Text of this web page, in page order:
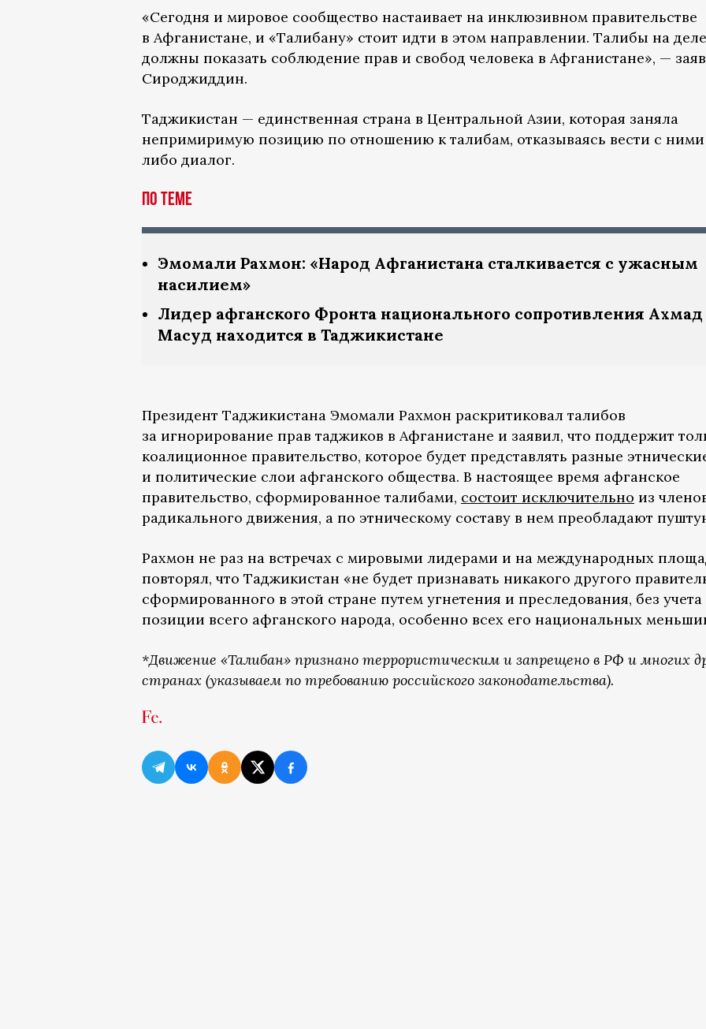
«Сегодня и мировое сообщество настаивает на инклюзивном правительстве
в Афганистане, и «Талибану» стоит идти в этом направлении. Талибы на деле
должны показать соблюдение прав и свобод человека в Афганистане», —
Сироджиддин.
Таджикистан — единственная страна в Центральной Азии, которая заняла
непримиримую позицию по отношению к талибам, отказываясь вести с
либо диалог.
По теме
Эмомали Рахмон: «Народ Афганистана сталкивается с ужасным
насилием»
Лидер афганского Фронта национального сопротивления Ахмад
Масуд находится в Таджикистане
Президент Таджикистана Эмомали Рахмон раскритиковал талибов
за игнорирование прав таджиков в Афганистане и заявил, что поддержит
коалиционное правительство, которое будет представлять разные
и политические слои афганского общества. В настоящее время афганское
правительство, сформированное талибами, состоит исключительно из
радикального движения, а по этническому составу в нем преобладают
Рахмон не раз на встречах с мировыми лидерами и на международных
повторял, что Таджикистан «не будет признавать никакого другого
сформированного в этой стране путем угнетения и преследования, без учета
позиции всего афганского народа, особенно всех его национальных
*Движение «Талибан» признано террористическим и запрещено в РФ и многих
странах (указываем по требованию российского законодательства).